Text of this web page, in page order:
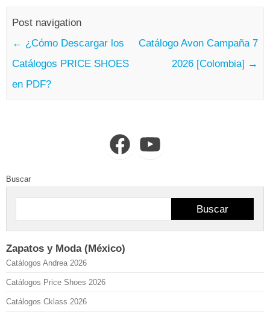
Post navigation
← ¿Cómo Descargar los
Catálogos PRICE SHOES
en PDF?
Catálogo Avon Campaña 7
2026 [Colombia] →
FacebookYouTube
Buscar
Buscar
Zapatos y Moda (México)
Catálogos Andrea 2026
Catálogos Price Shoes 2026
Catálogos Cklass 2026